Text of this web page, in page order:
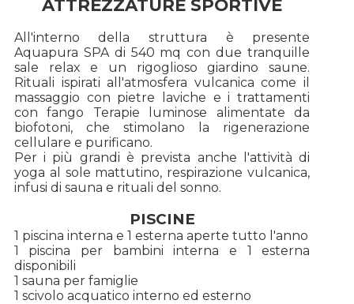
ATTREZZATURE SPORTIVE
All'interno della struttura è presente
Aquapura SPA di 540 mq con due tranquille
sale relax e un rigoglioso giardino saune.
Rituali ispirati all'atmosfera vulcanica come il
massaggio con pietre laviche e i trattamenti
con fango Terapie luminose alimentate da
biofotoni, che stimolano la rigenerazione
cellulare e purificano.
Per i più grandi è prevista anche l'attività di
yoga al sole mattutino, respirazione vulcanica,
infusi di sauna e rituali del sonno.
PISCINE
1 piscina interna e 1 esterna aperte tutto l'anno
1 piscina per bambini interna e 1 esterna
disponibili
1 sauna per famiglie
1 scivolo acquatico interno ed esterno